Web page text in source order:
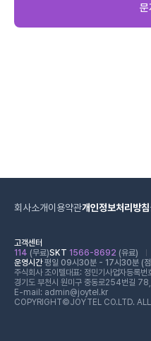
문
회사소개이용약관개인정보처리방침
고객센터
114 (무료)SKT 1566-8692 (유료)
운영시간평일 09시30분 - 17시30분 (
주식회사 조이텔대표: 정민기 사업자등록
경기도 부천시 원미구 중동로254번길
E-mail: admin@joytel.kr
COPYRIGHT©JOYTEL CO.LTD. ALL